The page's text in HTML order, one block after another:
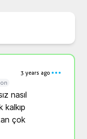
3 years ago
nasıl
kalkıp
çok